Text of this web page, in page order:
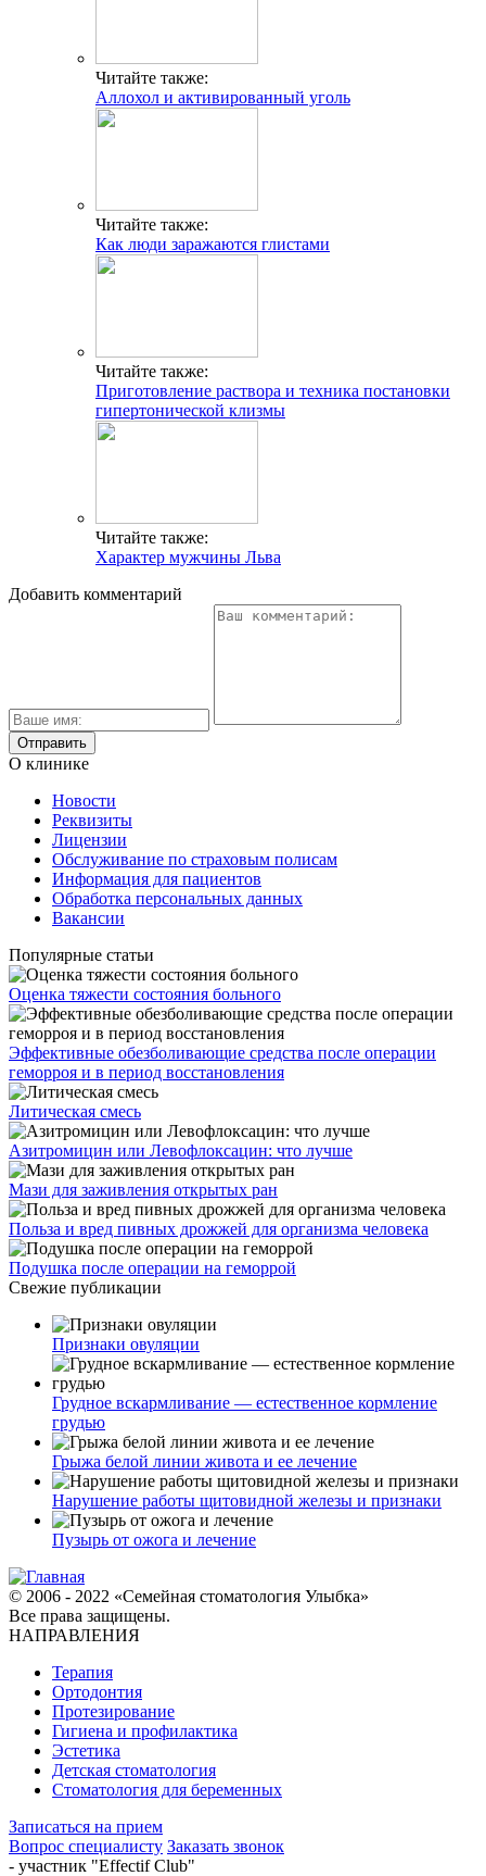
Читайте также:
Аллохол и активированный уголь
Читайте также:
Как люди заражаются глистами
Читайте также:
Приготовление раствора и техника постановки
гипертонической клизмы
Читайте также:
Характер мужчины Льва
Добавить комментарий
О клинике
Новости
Реквизиты
Лицензии
Обслуживание по страховым полисам
Информация для пациентов
Обработка персональных данных
Вакансии
Популярные статьи
Оценка тяжести состояния больного
Эффективные обезболивающие средства после операции
геморроя и в период восстановления
Литическая смесь
Азитромицин или Левофлоксацин: что лучше
Мази для заживления открытых ран
Польза и вред пивных дрожжей для организма человека
Подушка после операции на геморрой
Свежие публикации
Признаки овуляции
Грудное вскармливание — естественное кормление
грудью
Грыжа белой линии живота и ее лечение
Нарушение работы щитовидной железы и признаки
Пузырь от ожога и лечение
© 2006 - 2022 «Семейная стоматология Улыбка»
Все права защищены.
НАПРАВЛЕНИЯ
Терапия
Ортодонтия
Протезирование
Гигиена и профилактика
Эстетика
Детская стоматология
Стоматология для беременных
Записаться на прием
Вопрос специалисту Заказать звонок
- участник "Effectif Club"